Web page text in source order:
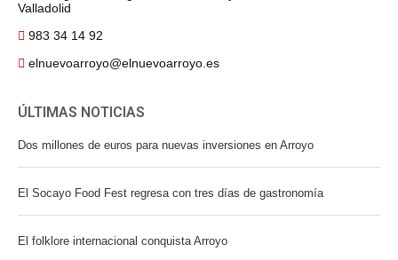
Valladolid
983 34 14 92
elnuevoarroyo@elnuevoarroyo.es
ÚLTIMAS NOTICIAS
Dos millones de euros para nuevas inversiones en Arroyo
El Socayo Food Fest regresa con tres días de gastronomía
El folklore internacional conquista Arroyo